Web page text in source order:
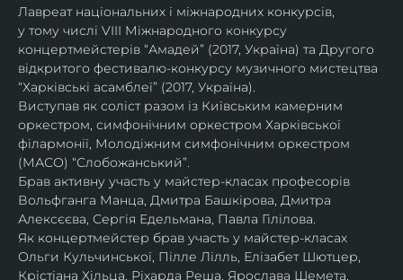
Лавреат національних і міжнародних конкурсів,
у тому числі VIII Міжнародного конкурсу
концертмейстерів “Амадей” (2017, Україна) та Другого
відкритого фестивалю-конкурсу музичного мистецтва
“Харківські асамблеї” (2017, Україна).
Виступав як соліст разом із Київським камерним
оркестром, симфонічним оркестром Харківської
філармонії, Молодіжним симфонічним оркестром
(МАСО) “Слобожанський”.
Брав активну участь у майстер-класах професорів
Вольфганга Манца, Дмитра Башкірова, Дмитра
Алексєєва, Сергія Едельмана, Павла Гілілова.
Як концертмейстер брав участь у майстер-класах
Ольги Кульчинської, Пілле Лілль, Елізабет Шютцер,
Крістіана Хільца, Ріхарда Реша, Ярослава Шемета,